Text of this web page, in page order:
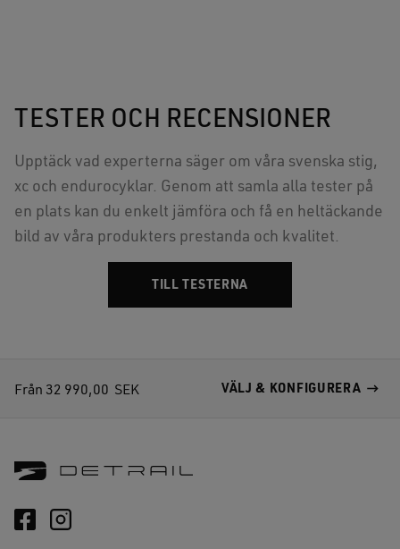
TESTER OCH RECENSIONER
Upptäck vad experterna säger om våra svenska stig,
xc och endurocyklar. Genom att samla alla tester på
en plats kan du enkelt jämföra och få en heltäckande
bild av våra produkters prestanda och kvalitet.
TILL TESTERNA
Från 32 990,00 SEK VÄLJ & KONFIGURERA